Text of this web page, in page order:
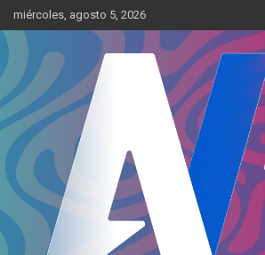
to
content
miércoles, agosto 5, 2026